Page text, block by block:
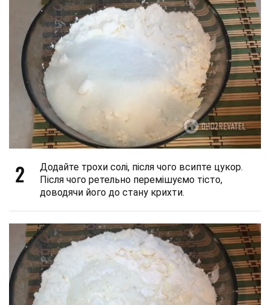
2
Додайте трохи солі, після чого всипте цукор.
Після чого ретельно перемішуємо тісто,
доводячи його до стану крихти.